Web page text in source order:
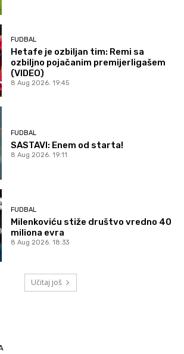
FUDBAL
Hetafe je ozbiljan tim: Remi sa
ozbiljno pojačanim premijerligašem
(VIDEO)
8 Aug 2026. 19:45
FUDBAL
SASTAVI: Enem od starta!
8 Aug 2026. 19:11
FUDBAL
Milenkoviću stiže društvo vredno 40
miliona evra
8 Aug 2026. 18:33
Učitaj još